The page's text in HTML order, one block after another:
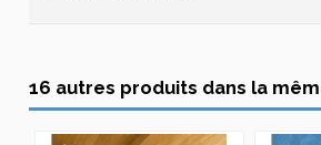
16 autres produits dans la